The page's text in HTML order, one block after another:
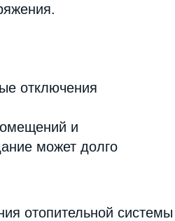
отключения
и
может долго
отопительной системы